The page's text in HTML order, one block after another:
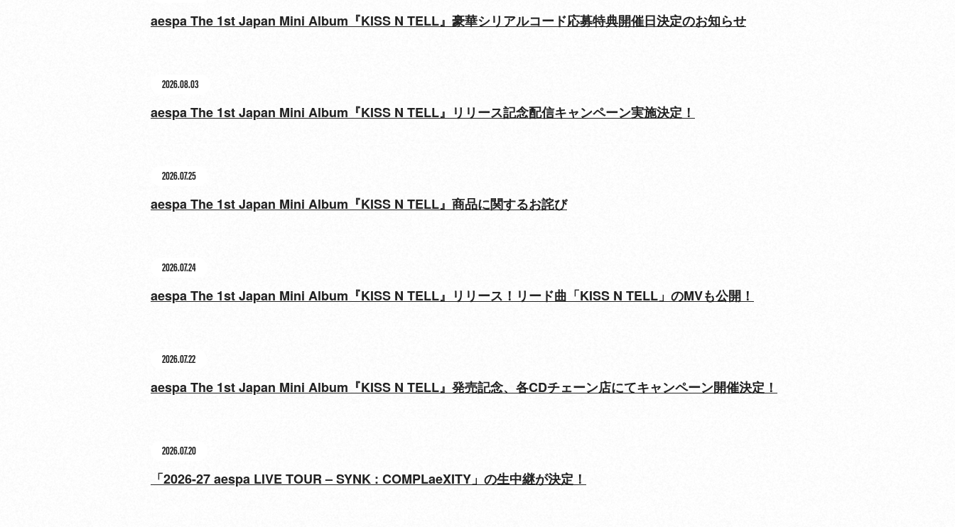
aespa The 1st Japan Mini Album『KISS N TELL』豪華シリアルコード応募特典開催日決定のお知らせ
2026.08.03
aespa The 1st Japan Mini Album『KISS N TELL』リリース記念配信キャンペーン実施決定！
2026.07.25
aespa The 1st Japan Mini Album『KISS N TELL』商品に関するお詫び
2026.07.24
aespa The 1st Japan Mini Album『KISS N TELL』リリース！リード曲「KISS N TELL」のMVも公開！
2026.07.22
aespa The 1st Japan Mini Album『KISS N TELL』発売記念、各CDチェーン店にてキャンペーン開催決定！
2026.07.20
「2026-27 aespa LIVE TOUR – SYNK : COMPLaeXITY」の生中継が決定！